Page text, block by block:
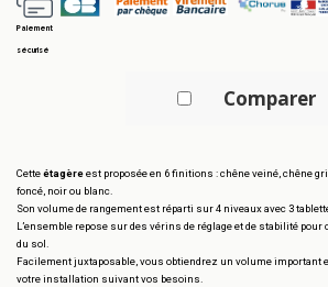
Paiement
sécurisé
Comparer
Cetteétagèreest proposée en 6 finitions : chêne veiné, chêne
foncé, noir ou blanc.
Son volume de rangement est réparti sur 4 niveaux avec 3
L’ensemble repose sur des vérins de réglage et de stabilité
du sol.
Facilement juxtaposable, vous obtiendrez un volume important
votre installation suivant vos besoins.